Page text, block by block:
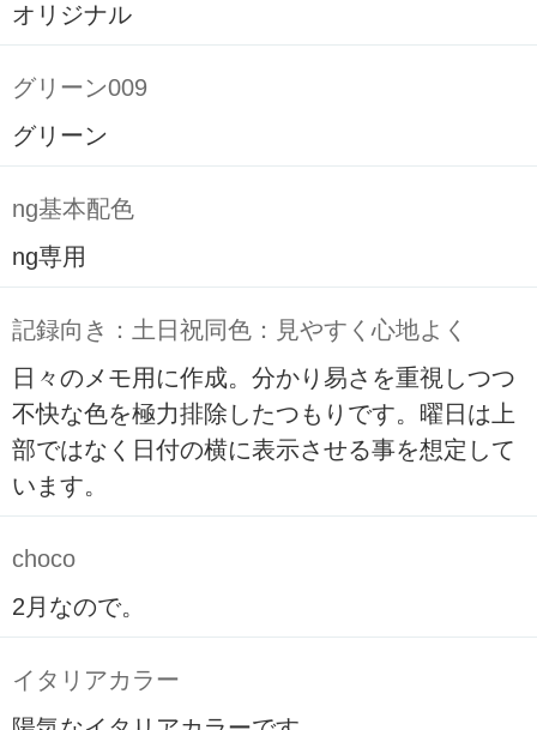
オリジナル
グリーン009
グリーン
ng基本配色
ng専用
記録向き：土日祝同色：見やすく心地よく
日々のメモ用に作成。分かり易さを重視しつつ
不快な色を極力排除したつもりです。曜日は上
部ではなく日付の横に表示させる事を想定して
います。
choco
2月なので。
イタリアカラー